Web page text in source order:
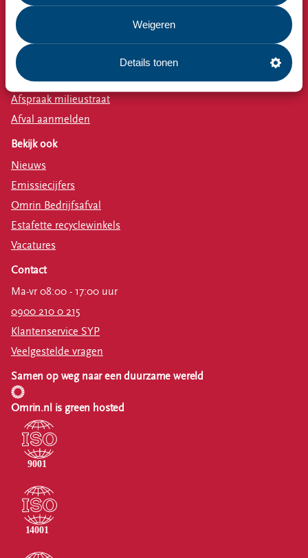
Weigeren
Details tonen
Snel naar
Afvalkalender
Omrin Afvalapp
Milieustraat
Afspraak milieustraat
Afval aanmelden
Bekijk ook
Nieuws
Emissiecijfers
Omrin Bedrijfsafval
Estafette recyclewinkels
Vacatures
Contact
Ma-vr 08:00 - 17:00 uur
0900 210 0 215
Klantenservice SYP
Veelgestelde vragen
Samen op weg naar een duurzame wereld
Omrin.nl is green hosted